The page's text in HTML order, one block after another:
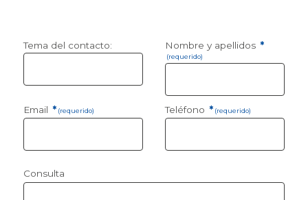
Tema del contacto: Nombre y apellidos *
(requerido)
Email * (requerido) Teléfono * (requerido)
Consulta